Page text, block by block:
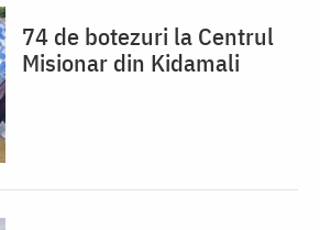
74 de botezuri la Centrul
Misionar din Kidamali